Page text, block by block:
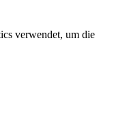
verwendet, um die